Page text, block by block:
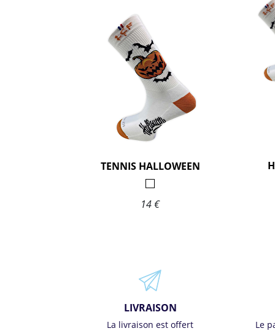
TENNIS HALLOWEEN
14 €
LIVRAISON
La livraison est offert
Le